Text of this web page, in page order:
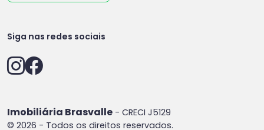
Siga nas redes sociais
Imobiliária Brasvalle - CRECI J5129
© 2026 - Todos os direitos reservados.